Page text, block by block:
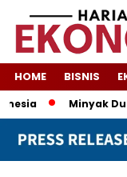
HOME BISNIS
Minyak Dunia